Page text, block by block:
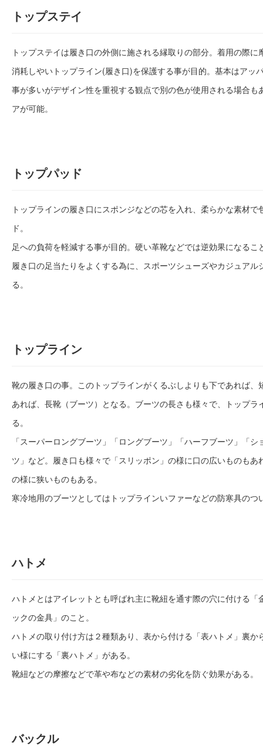
トップステイ
トップステイは履き口の外側に施される縁取りの部分。着用の際
消耗しやいトップライン(履き口)を保護する事が目的。基本はアッ
事が多いがデザイン性を重視する観点で別の色が使用される場合も
アが可能。
トップパッド
トップラインの履き口にスポンジなどの芯を入れ、柔らかな素材
ド。
足への負荷を軽減する事が目的。硬い革靴などでは逆効果になるこ
履き口の足当たりをよくする為に、スポーツシューズやカジュアル
る。
トップライン
靴の履き口の事。このトップラインがくるぶしよりも下であれば、
あれば、長靴（ブーツ）となる。ブーツの長さも様々で、トップラ
る。
「スーパーロングブーツ」「ロングブーツ」「ハーフブーツ」「
ツ」など。履き口も様々で「スリッポン」の様に口の広いものもあ
の様に狭いものもある。
寒冷地用のブーツとしてはトップラインいファーなどの防寒具のつ
ハトメ
ハトメとはアイレットとも呼ばれ主に靴紐を通す際の穴に付ける「
ックの金具」のこと。
ハトメの取り付け方は２種類あり、表から付ける「表ハトメ」裏か
い様にする「裏ハトメ」がある。
靴紐などの摩擦などで革や布などの素材の劣化を防ぐ効果がある。
バックル